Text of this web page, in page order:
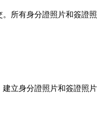
所有身分證照片和簽證照
立身分證照片和簽證照片